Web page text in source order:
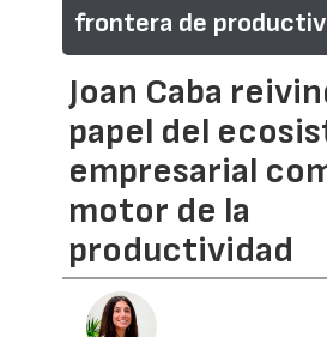
frontera de
Joan Caba
papel del
empresarial
motor de la
productividad